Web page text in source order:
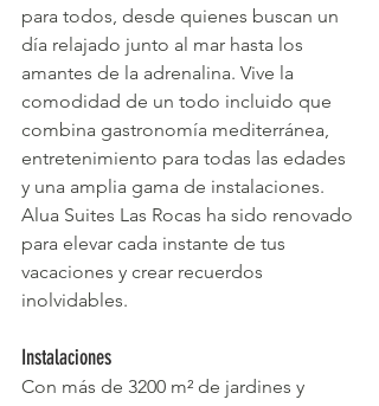
para todos, desde quienes buscan un
día relajado junto al mar hasta los
amantes de la adrenalina. Vive la
comodidad de un todo incluido que
combina gastronomía mediterránea,
entretenimiento para todas las edades
y una amplia gama de instalaciones.
Alua Suites Las Rocas ha sido renovado
para elevar cada instante de tus
vacaciones y crear recuerdos
inolvidables.
Instalaciones
Con más de 3200 m² de jardines y